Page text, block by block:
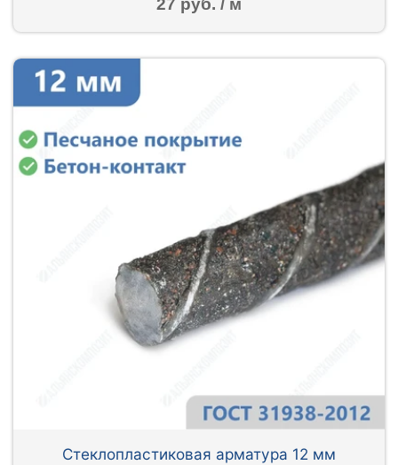
27 руб. / м
Стеклопластиковая арматура 12 мм